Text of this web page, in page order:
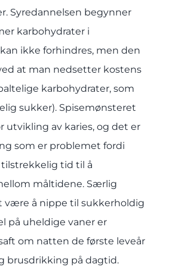
Syredannelsen begynner
karbohydrater i
ikke forhindres, men den
at man nedsetter kostens
karbohydrater, som
sukker). Spisemønsteret
utvikling av karies, og det er
som er problemet fordi
tid til å
måltidene. Særlig
være å nippe til sukkerholdig
på uheldige vaner er
om natten de første leveår
brusdrikking på dagtid.